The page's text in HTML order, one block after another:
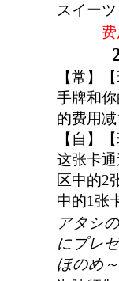
スイー
【常】
手牌和
的费用减
【自】
这张卡
区中的2
中的1张
アタシ
にプレ
ほのめ～